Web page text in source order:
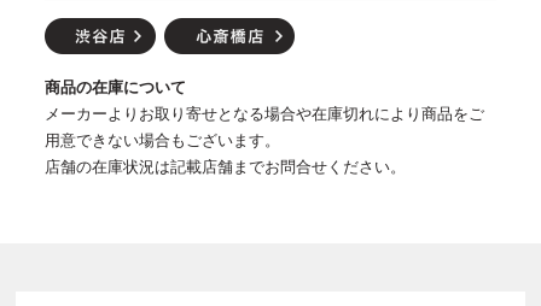
商品の在庫について
メーカーよりお取り寄せとなる場合や在庫切れにより商品をご
用意できない場合もございます。
店舗の在庫状況は記載店舗までお問合せください。